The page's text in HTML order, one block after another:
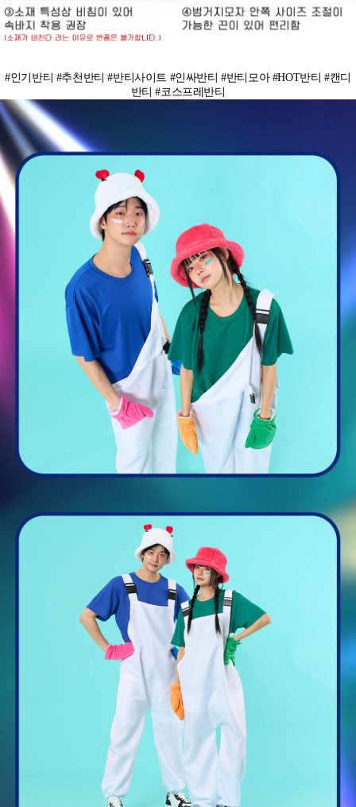
#인기반티 #추천반티 #반티사이트 #인싸반티 #반티모아 #HOT반티 #캔디
반티 #코스프레반티